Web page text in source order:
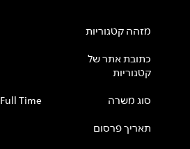
מזהה קטגוריות
כתובת אתר של
קטגוריות
סוג משרה Full Time
תאריך פרסום